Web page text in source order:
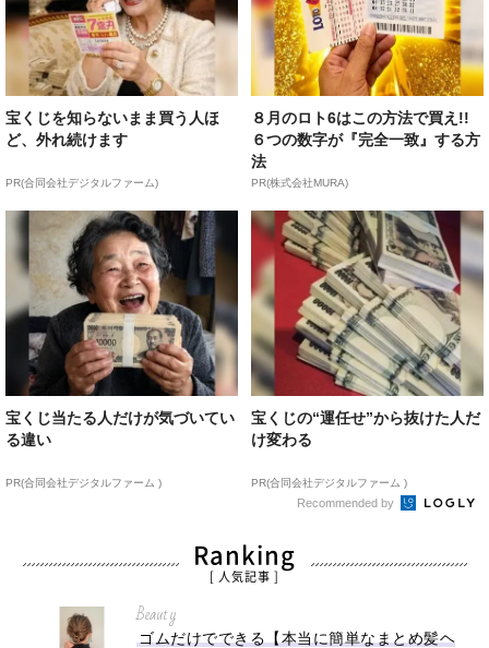
宝くじを知らないまま買う人ほ
ど、外れ続けます
PR(合同会社デジタルファーム)
８月のロト6はこの方法で買え!!
６つの数字が『完全一致』する方
法
PR(株式会社MURA)
宝くじ当たる人だけが気づいてい
る違い
PR(合同会社デジタルファーム )
宝くじの“運任せ”から抜けた人だ
け変わる
PR(合同会社デジタルファーム )
Recommended by
Ranking
[ 人気記事 ]
Beauty
ゴムだけでできる【本当に簡単なまとめ髪ヘ